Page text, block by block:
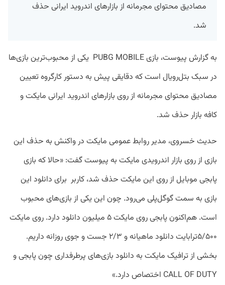
مصادیق محتوای مجرمانه از بازارهای اندروید ایرانی حذف
شد.
به گزارش پیوست، بازی PUBG MOBILE یکی از محبوب‌ترین بازی‌ها
در سبک بتل‌رویال است که دقایقی پیش به دستور کارگروه تعیین
مصادیق محتوای مجرمانه از روی بازارهای اندروید ایرانی مایکت و
کافه بازار حذف شد.
حدیث خسروی، مدیر روابط عمومی مایکت در واکنش به حذف این
بازی از روی بازار اندرویدی مایکت به پیوست گفت: «حالا که بازی
پابجی موبایل از روی این مایکت حذف شد، کاربر برای دانلود این
بازی به سمت گوگل‌پلی می‌رود. چون این یکی از بازی‌های محبوب
است. هم‌اکنون پابجی روی مایکت ۵ میلیون دانلود دارد. روی مایکت
۵/۵۰۰ترابایت دانلود ماهیانه و ۲/۳ جست و جوی روزانه داریم.
بخشی از ترافیک مایکت به دانلود بازی‌های پرطرفداری چون پابجی و
CALL OF DUTY اختصاص دارد.»